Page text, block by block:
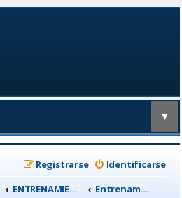
▼
Identificarse
Registrarse
ENTRENAMIENTO, medicina deportiva y nutrición Entrenamiento basado en Potencia